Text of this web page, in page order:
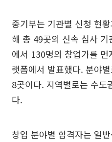
중기부는 기관별 신청 현
해 총 49곳의 신속 심사
에서 130명의 창업가를
랫폼에서 발표했다. 분야
8곳이다. 지역별로는 수도
다.
창업 분야별 합격자는 일